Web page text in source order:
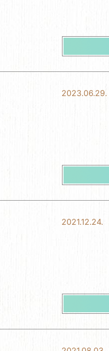
2023.06.29.
2021.12.24.